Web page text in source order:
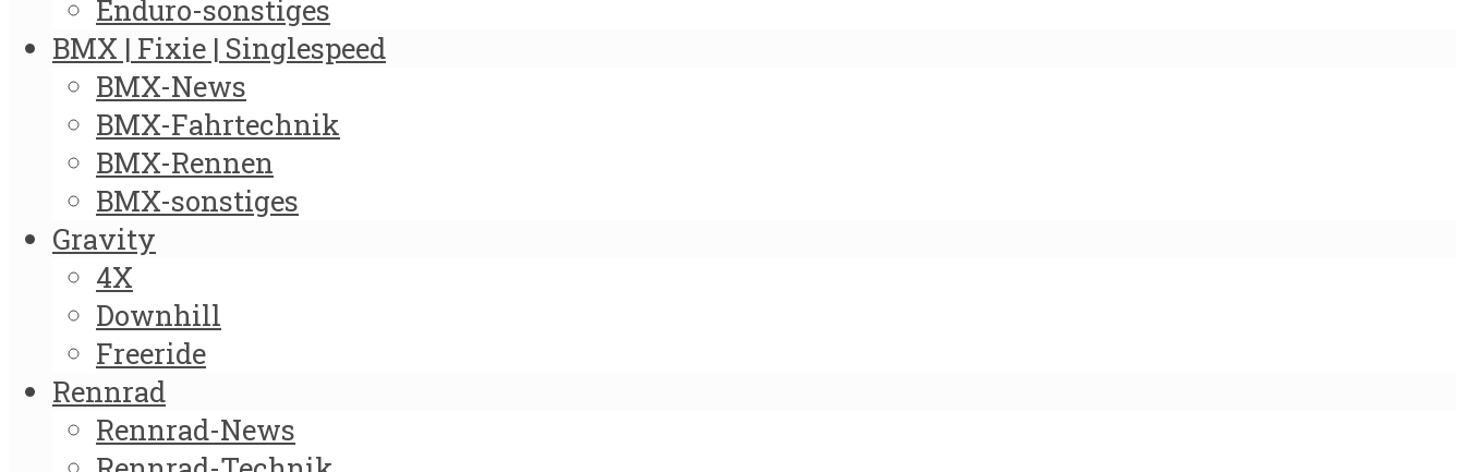
Enduro-sonstiges
BMX | Fixie | Singlespeed
BMX-News
BMX-Fahrtechnik
BMX-Rennen
BMX-sonstiges
Gravity
4X
Downhill
Freeride
Rennrad
Rennrad-News